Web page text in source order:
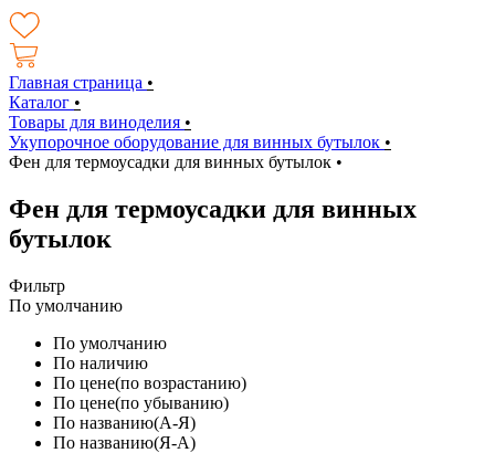
Главная страница •
Каталог •
Товары для виноделия •
Укупорочное оборудование для винных бутылок •
Фен для термоусадки для винных бутылок •
Фен для термоусадки для винных
бутылок
Фильтр
По умолчанию
По умолчанию
По наличию
По цене(по возрастанию)
По цене(по убыванию)
По названию(А-Я)
По названию(Я-А)